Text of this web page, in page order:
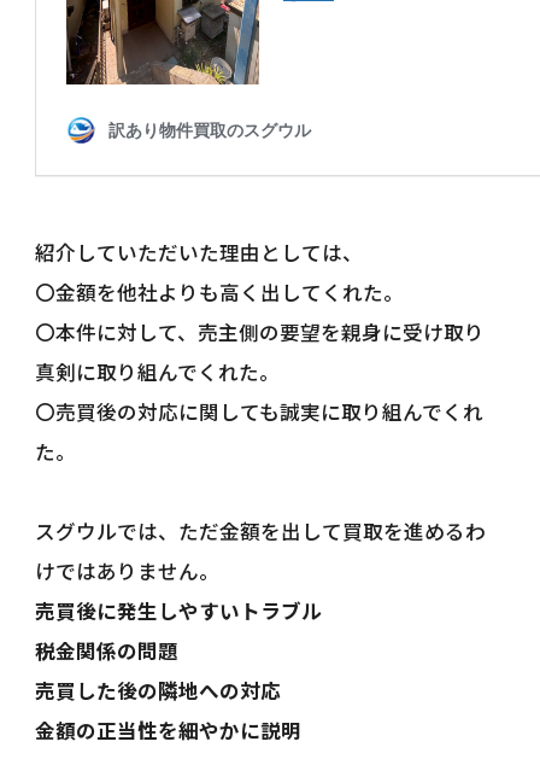
紹介していただいた理由としては、
〇金額を他社よりも高く出してくれた。
〇本件に対して、売主側の要望を親身に受け取り
真剣に取り組んでくれた。
〇売買後の対応に関しても誠実に取り組んでくれ
た。
スグウルでは、ただ金額を出して買取を進めるわ
けではありません。
売買後に発生しやすいトラブル
税金関係の問題
売買した後の隣地への対応
金額の正当性を細やかに説明